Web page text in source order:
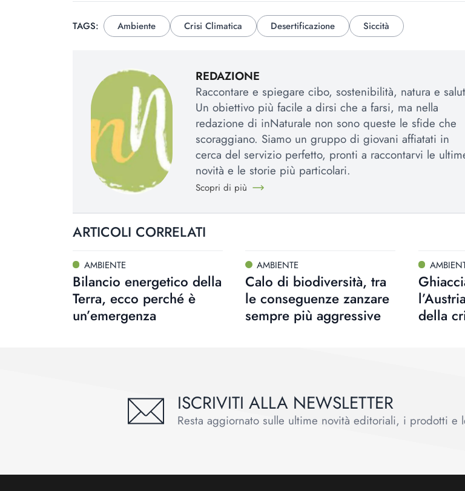
TAGS: Ambiente Crisi Climatica Desertificazione Siccità
REDAZIONE
Raccontare e spiegare cibo, sostenibilità, natura e
Un obiettivo più facile a dirsi che a farsi, ma nella
redazione di inNaturale non sono queste le sfide che
scoraggiano. Siamo un gruppo di giovani affiatati in
cerca del servizio perfetto, pronti a raccontarvi le
novità e le storie più particolari.
Scopri di più
ARTICOLI CORRELATI
AMBIENTE
Bilancio energetico della
Terra, ecco perché è
un’emergenza
AMBIENTE
Calo di biodiversità, tra
le conseguenze zanzare
sempre più aggressive
della
ISCRIVITI ALLA NEWSLETTER
Resta aggiornato sulle ultime novità editoriali, i prodotti e